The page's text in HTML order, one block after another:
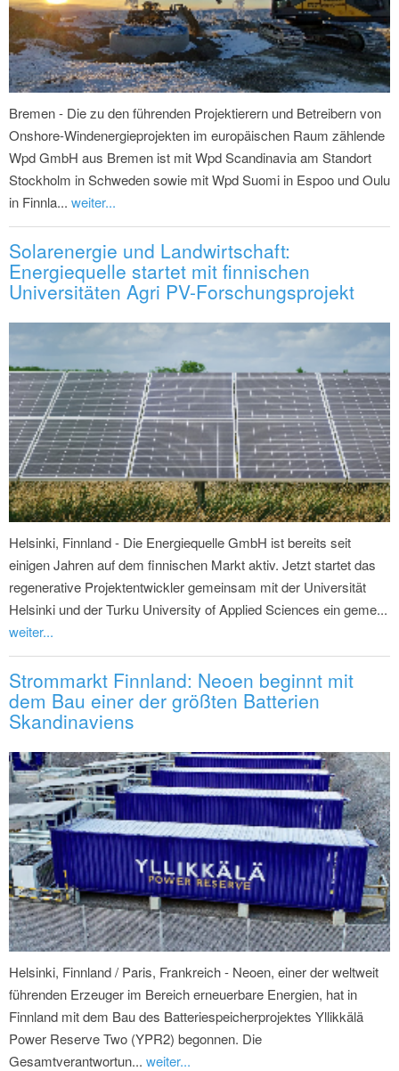
Bremen - Die zu den führenden Projektierern und Betreibern von
Onshore-Windenergieprojekten im europäischen Raum zählende
Wpd GmbH aus Bremen ist mit Wpd Scandinavia am Standort
Stockholm in Schweden sowie mit Wpd Suomi in Espoo und Oulu
in Finnla... weiter...
Solarenergie und Landwirtschaft:
Energiequelle startet mit finnischen
Universitäten Agri PV-Forschungsprojekt
Helsinki, Finnland - Die Energiequelle GmbH ist bereits seit
einigen Jahren auf dem finnischen Markt aktiv. Jetzt startet das
regenerative Projektentwickler gemeinsam mit der Universität
Helsinki und der Turku University of Applied Sciences ein geme...
weiter...
Strommarkt Finnland: Neoen beginnt mit
dem Bau einer der größten Batterien
Skandinaviens
Helsinki, Finnland / Paris, Frankreich - Neoen, einer der weltweit
führenden Erzeuger im Bereich erneuerbare Energien, hat in
Finnland mit dem Bau des Batteriespeicherprojektes Yllikkälä
Power Reserve Two (YPR2) begonnen. Die
Gesamtverantwortun... weiter...